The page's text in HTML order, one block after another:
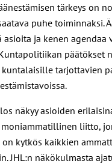
tärkeys on
puhe toiminnaksi.
ja kenen agendaa
päätökset
tarjottavien
näkyy asioiden
moniammatillinen liitto,
kytkös kaikkien
JHL:n näkökulmasta